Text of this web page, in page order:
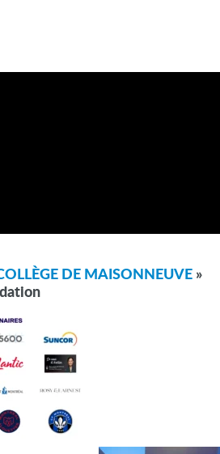
DE MAISONNEUVE »